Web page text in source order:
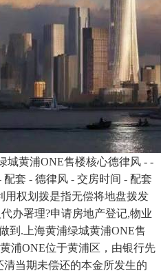
城黄浦ONE售楼核心德律风 - -
套 - 德律风 - 交房时间 - 配套
用权划拨是指无偿将地盘拨发
办署理?申请房地产登记,物业
到.上海黄浦绿城黄浦ONE售
浦ONE位于黄浦区，由银行先
当期未偿还的本金所发生的